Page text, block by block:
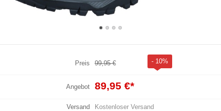
Preis 99,95 € - 10%
Angebot 89,95 €*
Versand Kostenloser Versand